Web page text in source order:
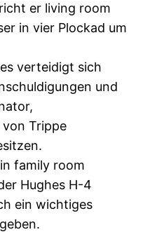
er living room
in vier Plockad um
verteidigt sich
und
Trippe
family room
Hughes H-4
ein wichtiges